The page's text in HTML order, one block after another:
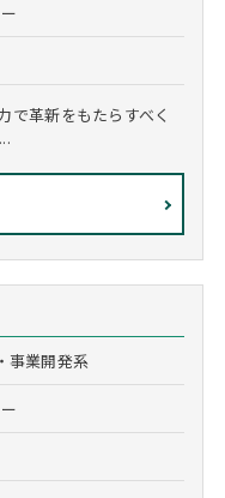
で革新をもたらすべく
事業開発系